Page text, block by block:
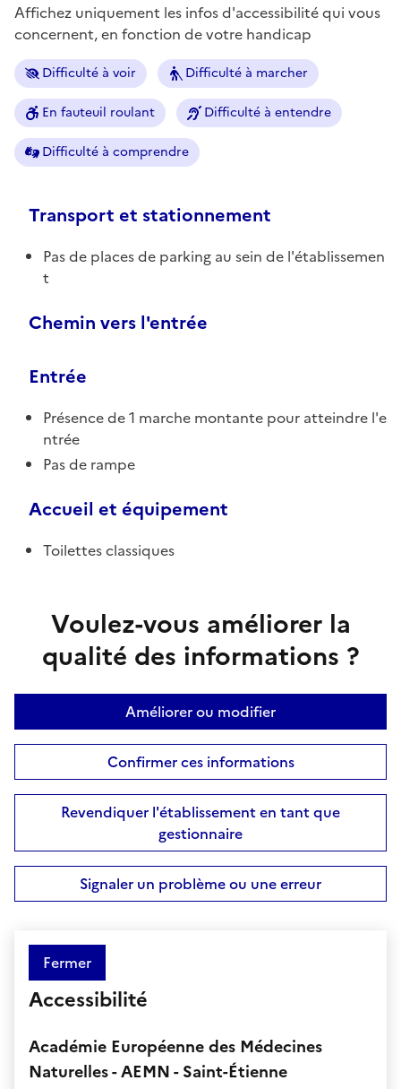
Affichez uniquement les infos d'accessibilité qui vous
concernent, en fonction de votre handicap
Difficulté à voir Difficulté à marcher
En fauteuil roulant Difficulté à entendre
Difficulté à comprendre
Transport et stationnement
Pas de places de parking au sein de l'établissemen
t
Chemin vers l'entrée
Entrée
Présence de 1 marche montante pour atteindre l'e
ntrée
Pas de rampe
Accueil et équipement
Toilettes classiques
Voulez-vous améliorer la
qualité des informations ?
Améliorer ou modifier
Confirmer ces informations
Revendiquer l'établissement en tant que
gestionnaire
Signaler un problème ou une erreur
Fermer
Accessibilité
Académie Européenne des Médecines
Naturelles - AEMN - Saint-Étienne